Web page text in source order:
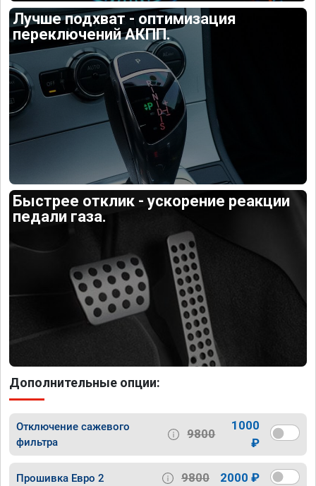
Лучше подхват - оптимизация
переключений АКПП.
Быстрее отклик - ускорение реакции
педали газа.
Дополнительные опции:
Отключение сажевого
фильтра
9800
1000
₽
Прошивка Евро 2 9800 2000 ₽